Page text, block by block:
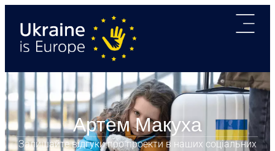
Артем Макуха
Залишайте відгуки про проекти в наших соціальних